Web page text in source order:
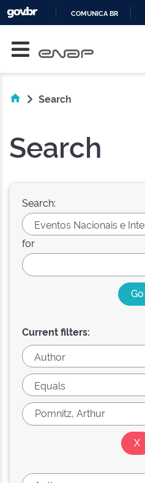
COMUNICA BR
Search
Search
Search:
for
Current filters: